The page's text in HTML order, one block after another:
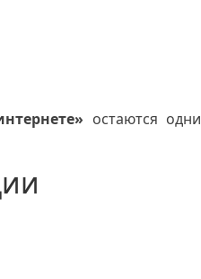
остаются